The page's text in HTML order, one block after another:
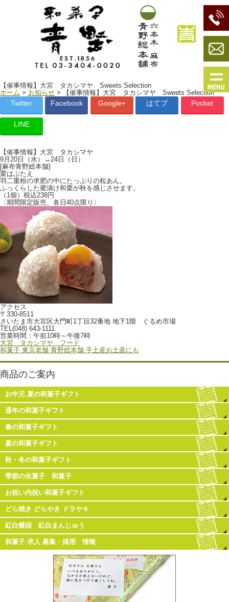
【催事情報】大宮 タカシマヤ Sweets Selection
ホーム > お知らせ > 【催事情報】大宮 タカシマヤ Sweets Selection
Twitter Facebook Google+ はてブ Pocket
LINE
【催事情報】大宮 タカシマヤ
9月20日（水）→24日（日）
[麻布青野総本舗]
栗はぶたえ
羽二重粉の求肥の中にたっぷりの粒あん。
ふっくらした蜜漬け和栗が秋を感じさせます。
（1個）税込238円
〈期間限定販売、各日40点限り〉
アクセス
〒330-8511
さいたま市大宮区大門町1丁目32番地 地下1階 ぐるめ市場
TEL(048) 643-1111
営業時間：午前10時～午後7時
大宮 タカシマヤ フード
和菓子 東京老舗 青野総本舗 手土産お土産にも
商品のご案内
お中元 夏の和菓子ギフト
通年の和菓子ギフト
春の和菓子ギフト
夏の和菓子ギフト
秋・冬の和菓子ギフト
季節の生菓子 和菓子
お祝い内祝い和菓子ギフト
どら焼き どらやき ドラヤキ
紅白饅頭 紅白まんじゅう
和菓子 求人 募集・採用 情報